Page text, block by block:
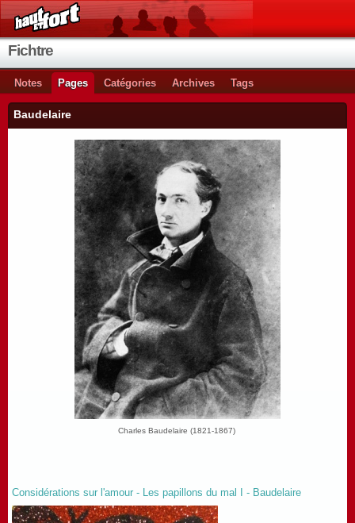
Fichtre
Notes Pages Catégories Archives Tags
Baudelaire
Charles Baudelaire (1821-1867)
Considérations sur l'amour - Les papillons du mal I - Baudelaire